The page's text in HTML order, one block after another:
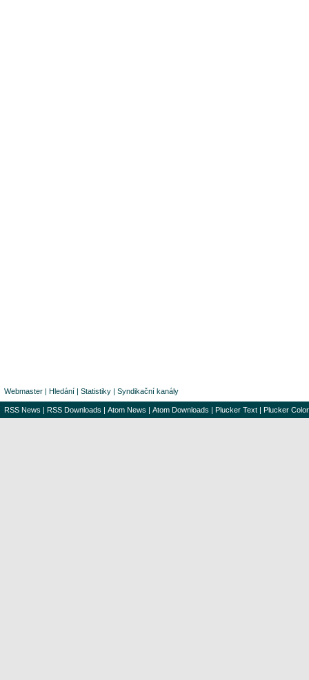
Webmaster | Hledání | Statistiky | Syndikační kanály
RSS News | RSS Downloads | Atom News | Atom Downloads | Plucker Text | Plucker Color